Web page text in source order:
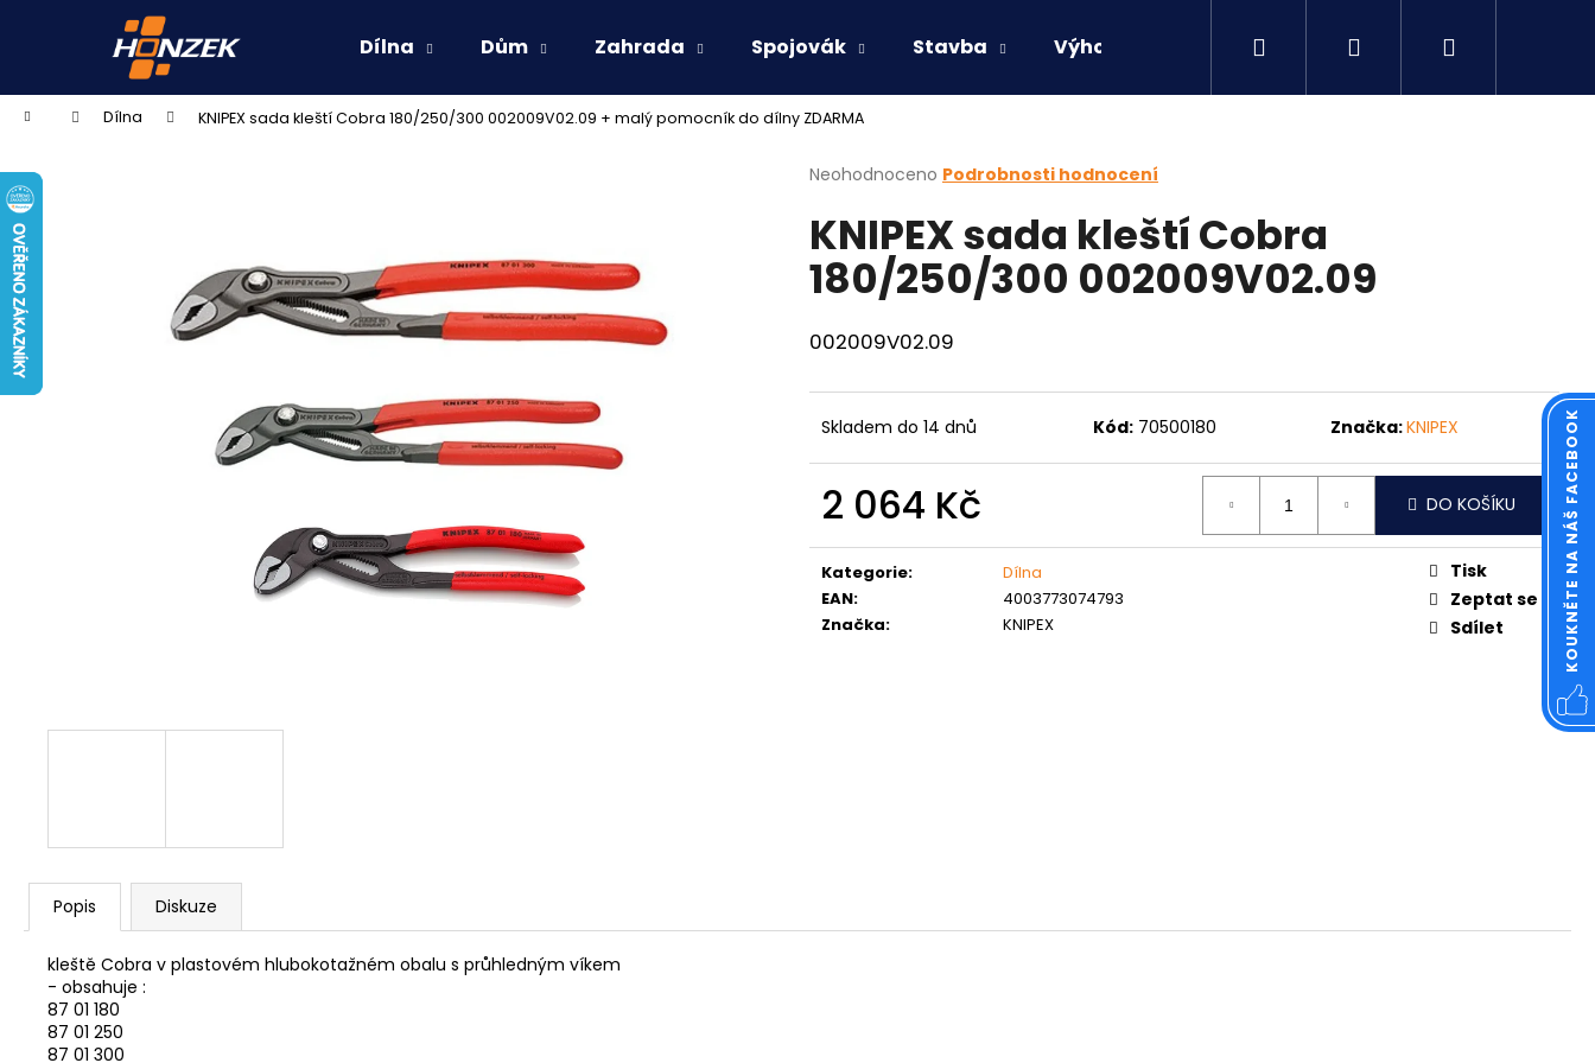
Dílna Dům Zahrada Spojovák Stavba Výhodné sety Kontakty Přihlášení
Domů Dílna KNIPEX sada kleští Cobra 180/250/300 002009V02.09 + malý pomocník do dílny ZDARMA
Průměrné
produktu
je
0,0
hvězdiček.
Neohodnoceno Podrobnosti hodnocení
KNIPEX sada kleští Cobra
180/250/300 002009V02.09
002009V02.09
Skladem do 14 dnů Kód: 70500180 Značka:KNIPEX
2 064 Kč
cena:
DO KOŠÍKU
Kategorie:
Dílna
EAN:
4003773074793
Značka: KNIPEX
Tisk
Zeptat se
Sdílet
Popis Diskuze
kleště Cobra v plastovém hlubokotažném obalu s průhledným víkem
- obsahuje :
87 01 180
87 01 250
87 01 300
í
Zpět
do
obchodu
Zpět
do
obchodu
Co potřebujete najít?
HLEDAT
Doporučujeme
Následující
NÝT DUTÝ DVOJDÍLNÝ 3,5X10 NIKL
MATICE ŠESTIHRANNÁ PRODLOUŽENÁ
POZINK
1,50 Kč
PODLOŽKA PÉROVÁ ČTVERCOVÁ NEREZ
KOUKNĚTE NA NÁŠ FACEBOOK